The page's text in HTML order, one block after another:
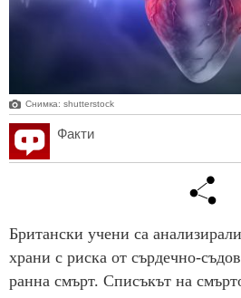
Снимка: shutterstock
Факти
Британски учени са
храни с риска от сърдечно-
ранна смърт. Списъкът на